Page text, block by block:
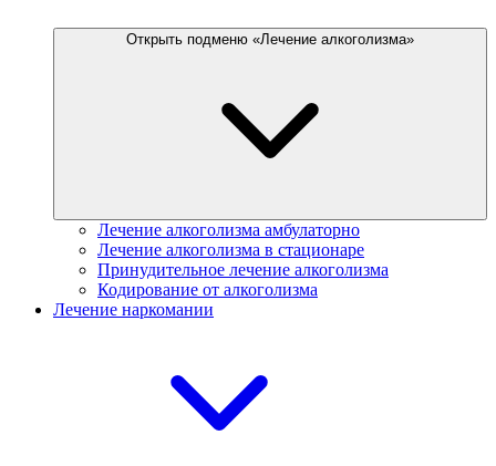
Открыть подменю «Лечение алкоголизма»
Лечение алкоголизма амбулаторно
Лечение алкоголизма в стационаре
Принудительное лечение алкоголизма
Кодирование от алкоголизма
Лечение наркомании